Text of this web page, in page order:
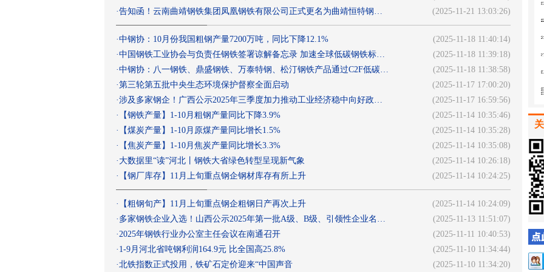
(2025-11-21 13:03:26)
·告知函！云南曲靖钢铁集团凤凰钢铁有限公司正式更名为曲靖恒特钢…
(2025-11-18 11:40:14)
·中钢协：10月份我国粗钢产量7200万吨，同比下降12.1%
(2025-11-18 11:39:18)
·中国钢铁工业协会与负责任钢铁签署谅解备忘录 加速全球低碳钢铁标…
(2025-11-18 11:38:58)
·中钢协：八一钢铁、鼎盛钢铁、万泰特钢、松汀钢铁产品通过C2F低碳…
(2025-11-17 17:00:20)
·第三轮第五批中央生态环境保护督察全面启动
(2025-11-17 16:59:56)
·涉及多家钢企！广西公示2025年三季度加力推动工业经济稳中向好政…
(2025-11-14 10:35:46)
·
【钢铁产量】1-10月粗钢产量同比下降3.9%
(2025-11-14 10:35:28)
·
【煤炭产量】1-10月原煤产量同比增长1.5%
(2025-11-14 10:35:08)
·
【焦炭产量】1-10月焦炭产量同比增长3.3%
(2025-11-14 10:26:18)
· 大数据里“读”河北丨钢铁大省绿色转型呈现新气象
(2025-11-14 10:24:25)
· 【钢厂库存】11月上旬重点钢企钢材库存有所上升
(2025-11-14 10:24:09)
·
【粗钢旬产】11月上旬重点钢企粗钢日产再次上升
(2025-11-13 11:51:07)
· 多家钢铁企业入选！山西公示2025年第一批A级、B级、引领性企业名…
(2025-11-11 10:40:53)
·2025年钢铁行业办公室主任会议在南通召开
(2025-11-10 11:34:44)
· 1-9月河北省吨钢利润164.9元 比全国高25.8%
(2025-11-10 11:34:20)
·北铁指数正式投用，铁矿石定价迎来“中国声音